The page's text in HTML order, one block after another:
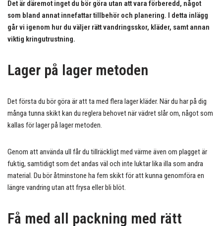
Det är däremot inget du bör göra utan att vara förberedd, något
som bland annat innefattar tillbehör och planering. I detta inlägg
går vi igenom hur du väljer rätt vandringsskor, kläder, samt annan
viktig kringutrustning.
Lager på lager metoden
Det första du bör göra är att ta med flera lager kläder. När du har på dig
många tunna skikt kan du reglera behovet när vädret slår om, något som
kallas för lager på lager metoden.
Genom att använda ull får du tillräckligt med värme även om plagget är
fuktig, samtidigt som det andas väl och inte luktar lika illa som andra
material. Du bör åtminstone ha fem skikt för att kunna genomföra en
längre vandring utan att frysa eller bli blöt.
Få med all packning med rätt